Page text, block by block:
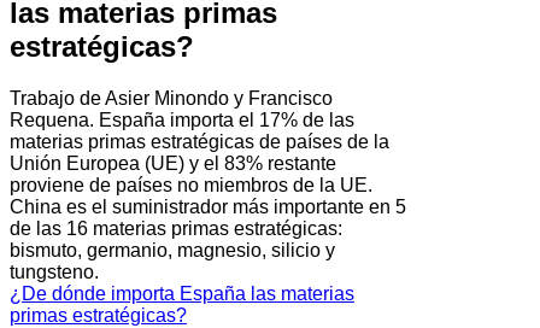
las materias primas
estratégicas?
Trabajo de Asier Minondo y Francisco
Requena. España importa el 17% de las
materias primas estratégicas de países de la
Unión Europea (UE) y el 83% restante
proviene de países no miembros de la UE.
China es el suministrador más importante en 5
de las 16 materias primas estratégicas:
bismuto, germanio, magnesio, silicio y
tungsteno.
¿De dónde importa España las materias
primas estratégicas?